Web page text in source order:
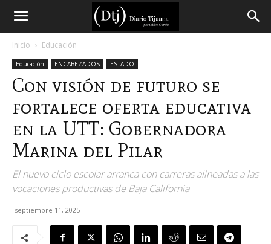
Diario
Tijuana
Inicio Educación
Educación ENCABEZADOS ESTADO
Con visión de futuro se
fortalece oferta educativa
en la UTT: Gobernadora
Marina del Pilar
El nuevo ciclo escolar arranca con carreras alineadas a las
vocaciones productivas de Baja California
septiembre 11, 2025